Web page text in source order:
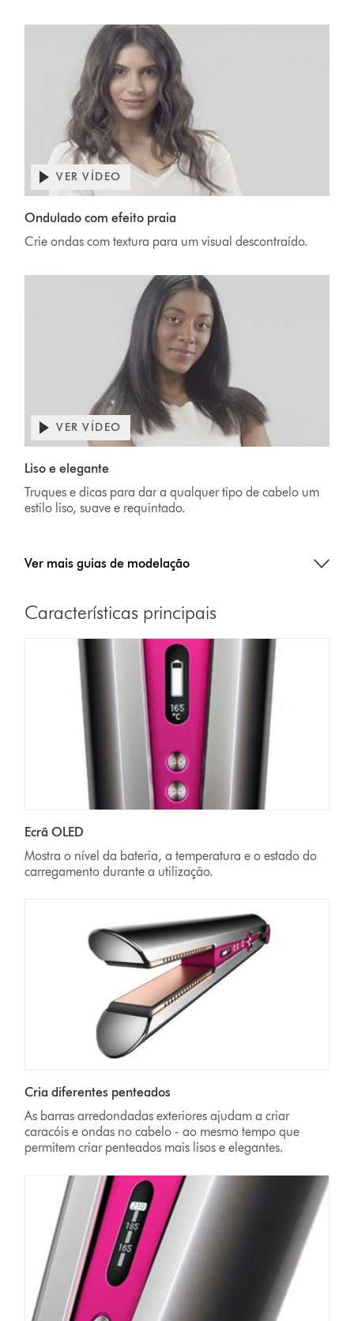
VER VÍDEO
Ondulado com efeito praia
Crie ondas com textura para um visual descontraído.
VER VÍDEO
Liso e elegante
Truques e dicas para dar a qualquer tipo de cabelo um
estilo liso, suave e requintado.
Ver mais guias de modelação
Características principais
Ecrã OLED
Mostra o nível da bateria, a temperatura e o estado do
carregamento durante a utilização.
Cria diferentes penteados
As barras arredondadas exteriores ajudam a criar
caracóis e ondas no cabelo - ao mesmo tempo que
permitem criar penteados mais lisos e elegantes.